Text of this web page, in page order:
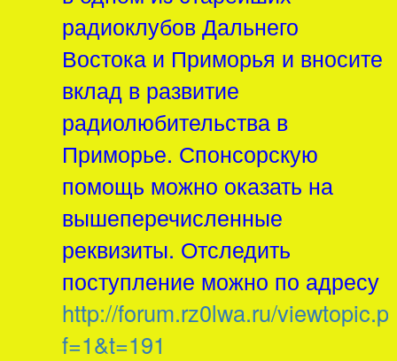
радиоклубов Дальнего
Востока и Приморья и вносите
вклад в развитие
радиолюбительства в
Приморье. Спонсорскую
помощь можно оказать на
вышеперечисленные
реквизиты. Отследить
поступление можно по адресу
http://forum.rz0lwa.ru/
f=1&t=191